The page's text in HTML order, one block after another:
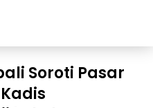
Soroti Pasar